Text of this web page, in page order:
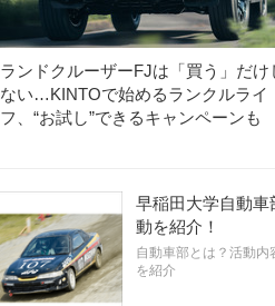
ランドクルーザーFJは「買う」だけ
ない…KINTOで始めるランクルライ
フ、“お試し”できるキャンペーンも
早稲田大学自動車
動を紹介！
自動車部とは？活動内
を紹介